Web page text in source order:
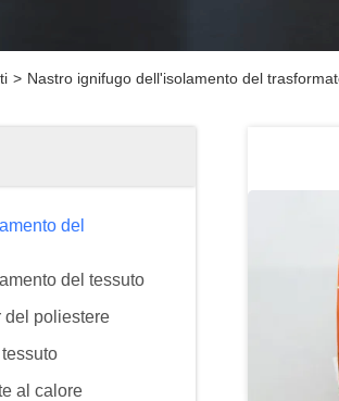
> Nastro ignifugo dell'isolamento del
del
del tessuto
del poliestere
al calore